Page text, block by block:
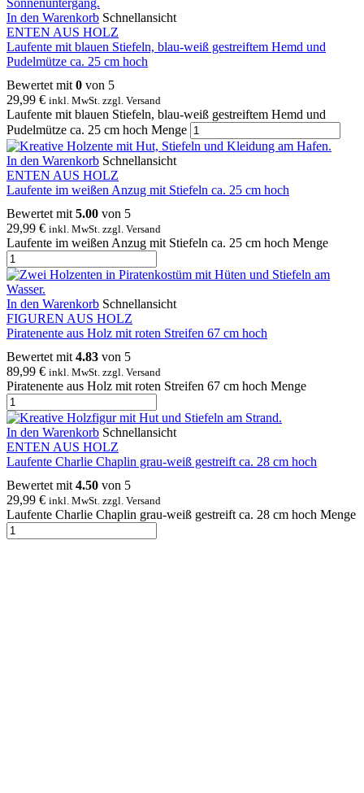
In den Warenkorb Schnellansicht
ENTEN AUS HOLZ
Laufente mit blauen Stiefeln, blau-weiß gestreiftem Hemd und
Pudelmütze ca. 25 cm hoch
Bewertet mit 0 von 5
29,99 € inkl. MwSt. zzgl. Versand
Laufente mit blauen Stiefeln, blau-weiß gestreiftem Hemd und
Pudelmütze ca. 25 cm hoch Menge
In den Warenkorb Schnellansicht
ENTEN AUS HOLZ
Laufente im weißen Anzug mit Stiefeln ca. 25 cm hoch
Bewertet mit 5.00 von 5
29,99 € inkl. MwSt. zzgl. Versand
Laufente im weißen Anzug mit Stiefeln ca. 25 cm hoch Menge
In den Warenkorb Schnellansicht
FIGUREN AUS HOLZ
Piratenente aus Holz mit roten Streifen 67 cm hoch
Bewertet mit 4.83 von 5
89,99 € inkl. MwSt. zzgl. Versand
Piratenente aus Holz mit roten Streifen 67 cm hoch Menge
In den Warenkorb Schnellansicht
ENTEN AUS HOLZ
Laufente Charlie Chaplin grau-weiß gestreift ca. 28 cm hoch
Bewertet mit 4.50 von 5
29,99 € inkl. MwSt. zzgl. Versand
Laufente Charlie Chaplin grau-weiß gestreift ca. 28 cm hoch Menge